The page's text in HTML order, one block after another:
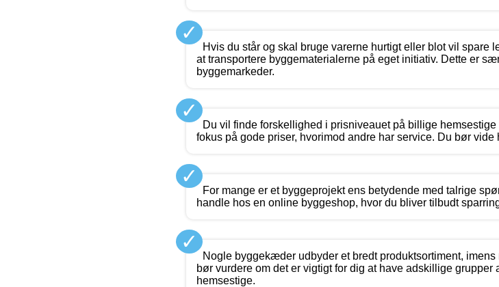
✓
Hvis du står og skal bruge varerne hurtigt eller blot vil
at transportere byggematerialerne på eget initiativ. Dette er
byggemarkeder.
✓
Du vil finde forskellighed i prisniveauet på billige
fokus på gode priser, hvorimod andre har service. Du bør vide
✓
For mange er et byggeprojekt ens betydende med talrige
handle hos en online byggeshop, hvor du bliver tilbudt
✓
Nogle byggekæder udbyder et bredt produktsortiment,
bør vurdere om det er vigtigt for dig at have adskillige
hemsestige.